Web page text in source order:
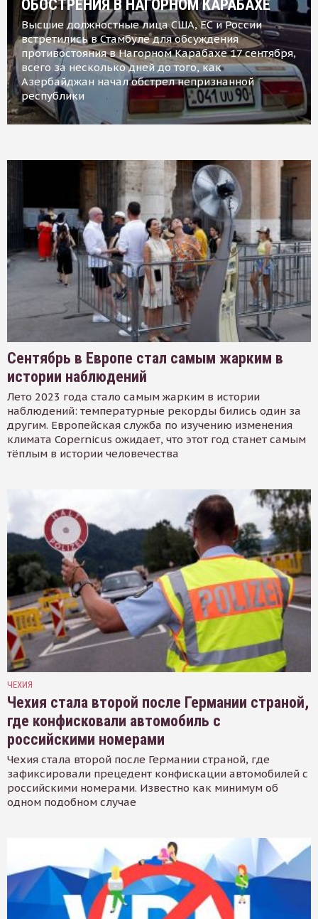
ОБОСТРЕНИЯ В НАГОРНОМ КАРАБАХЕ
Высшие должностные лица США, ЕС и России
встретились в Стамбуле для обсуждения
противостояния в Нагорном Карабахе 17 сентября,
всего за несколько дней до того, как
Азербайджан начал обстрел непризнанной
республики
Сентябрь в Европе стал самым жарким в
истории наблюдений
Лето 2023 года стало самым жарким в истории
наблюдений: температурные рекорды бились один за
другим. Европейская служба по изучению изменения
климата Copernicus ожидает, что этот год станет самым
тёплым в истории человечества
ЧЕХИЯ
Чехия стала второй после Германии страной,
где конфисковали автомобиль с
российскими номерами
Чехия стала второй после Германии страной, где
зафиксировали прецедент конфискации автомобилей с
российскими номерами. Известно как минимум об
одном подобном случае